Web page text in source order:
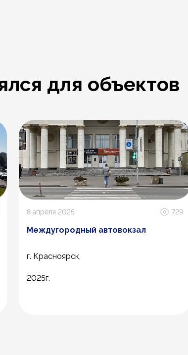
для объектов
8 апреля 2025 729
Междугородный автовокзал
г. Красноярск,
2025г.